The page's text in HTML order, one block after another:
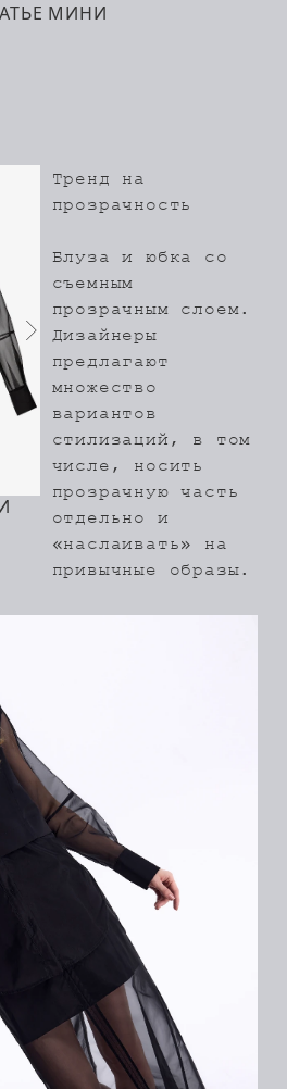
МИНИ
Тренд на
прозрачность
Блуза и юбка со
съемным
прозрачным слоем.
Дизайнеры
предлагают
множество
вариантов
стилизаций, в том
числе, носить
прозрачную часть
отдельно и
«наслаивать» на
привычные образы.